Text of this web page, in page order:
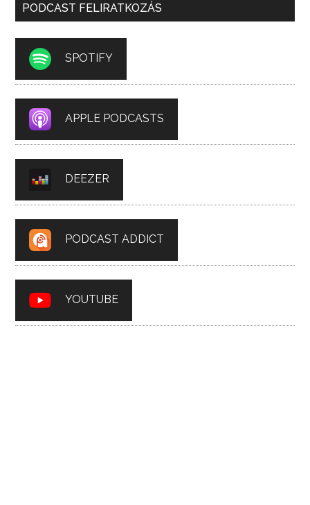
PODCAST FELIRATKOZÁS
SPOTIFY
APPLE PODCASTS
DEEZER
PODCAST ADDICT
YOUTUBE